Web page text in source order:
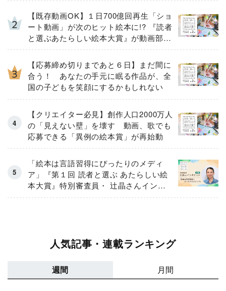
【既存動画OK】１日700億回再生「ショ
ート動画」が次のヒット絵本に!? 『読者
と選ぶあたらしい絵本大賞』が動画部門
の募集を強化！
【応募締め切りまであと６日】まだ間に
合う！ あなたの手元に眠る作品が、全
国の子どもを笑顔にするかもしれない
【クリエイター必見】創作人口2000万人
の「見えない壁」を壊す 動画、歌でも
応募できる「異例の絵本賞」が再始動
「絵本は言語習得にぴったりのメディ
ア」『第１回 読者と選ぶ あたらしい絵
本大賞』特別審査員・ 辻晶さんインタ
ビュー〔前編〕
人気記事・連載ランキング
週間 月間